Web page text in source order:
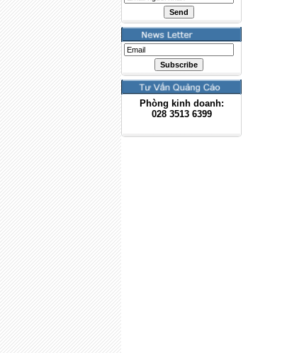
Phòng kinh doanh:
028 3513 6399